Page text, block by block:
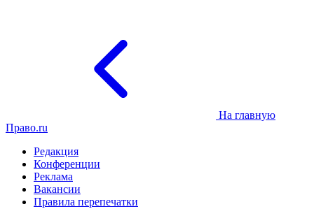
На главную
Право.ru
Редакция
Конференции
Реклама
Вакансии
Правила перепечатки